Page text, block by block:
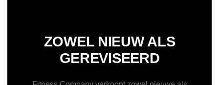
ZOWEL NIEUW ALS
GEREVISEERD